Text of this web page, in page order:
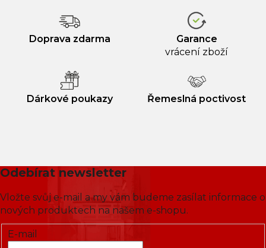
Doprava zdarma
Garance
vrácení zboží
Dárkové poukazy Řemeslná poctivost
Odebírat newsletter
Vložte svůj e-mail a my vám budeme zasílat informace o
nových produktech na našem e-shopu.
E-mail